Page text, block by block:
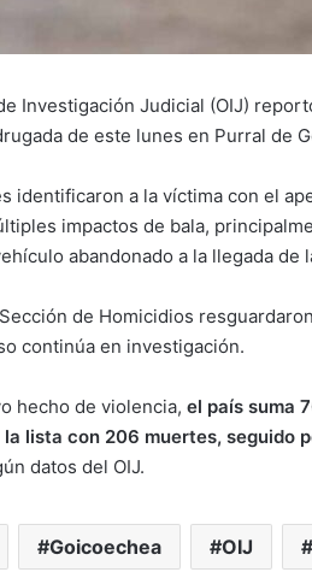
Investigación Judicial (OIJ)
de este lunes en Purral de
identificaron a la víctima con el
impactos de bala,
abandonado a la llegada de
de Homicidios
continúa en investigación.
hecho de violencia, el país suma
lista con 206 muertes, seguido
datos del OIJ.
Goicoechea OIJ